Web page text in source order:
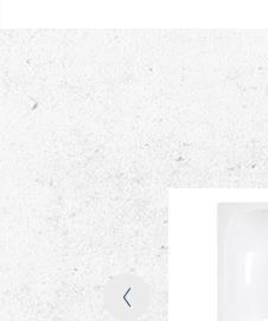
150x70